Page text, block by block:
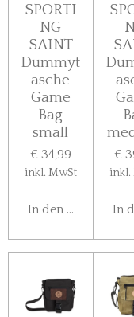
SPORTI
NG
SAINT
Dummyt
asche
Game
Bag
small
€ 34,99
inkl. MwSt
In den Warenkorb
€
inkl.
In